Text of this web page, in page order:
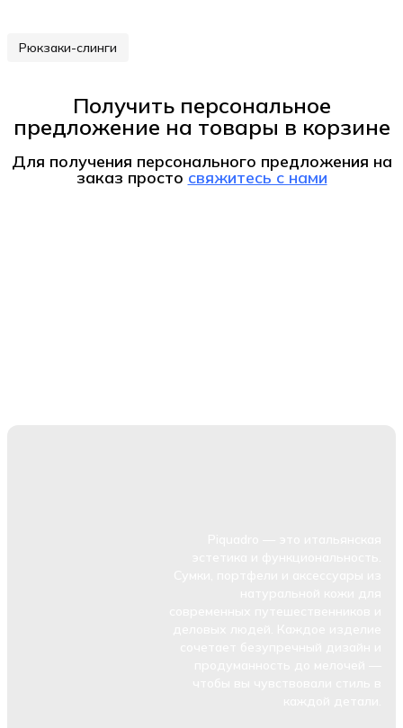
Рюкзаки-слинги
Получить персональное
предложение на товары в корзине
Для получения персонального предложения на
заказ просто свяжитесь с нами